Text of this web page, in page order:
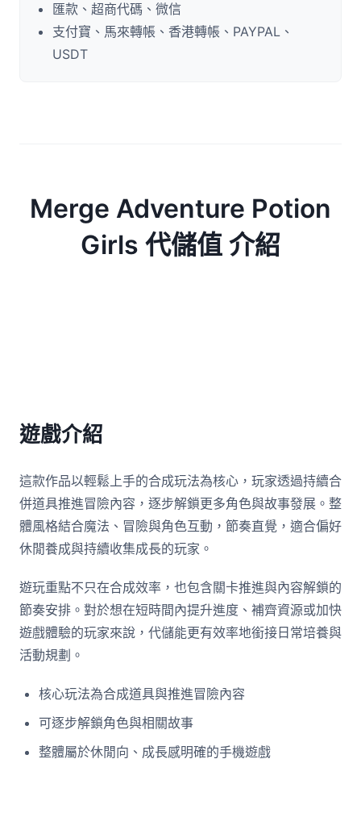
匯款、超商代碼、微信
支付寶、馬來轉帳、香港轉帳、PAYPAL、
USDT
Merge Adventure Potion
Girls 代儲值 介紹
遊戲介紹
這款作品以輕鬆上手的合成玩法為核心，玩家透過持續合
併道具推進冒險內容，逐步解鎖更多角色與故事發展。整
體風格結合魔法、冒險與角色互動，節奏直覺，適合偏好
休閒養成與持續收集成長的玩家。
遊玩重點不只在合成效率，也包含關卡推進與內容解鎖的
節奏安排。對於想在短時間內提升進度、補齊資源或加快
遊戲體驗的玩家來說，代儲能更有效率地銜接日常培養與
活動規劃。
核心玩法為合成道具與推進冒險內容
可逐步解鎖角色與相關故事
整體屬於休閒向、成長感明確的手機遊戲